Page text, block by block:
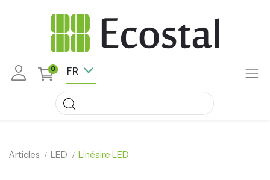
0 FR
Articles LED Linéaire LED